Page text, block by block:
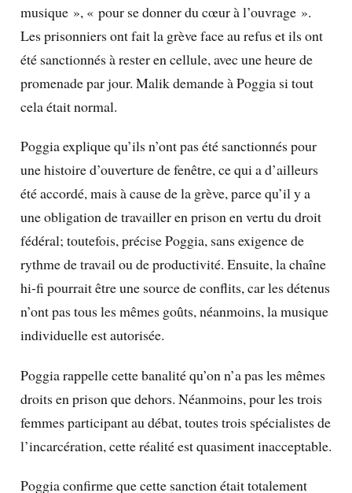
musique », « pour se donner du cœur à l’ouvrage ».
Les prisonniers ont fait la grève face au refus et ils ont
été sanctionnés à rester en cellule, avec une heure de
promenade par jour. Malik demande à Poggia si tout
cela était normal.
Poggia explique qu’ils n’ont pas été sanctionnés pour
une histoire d’ouverture de fenêtre, ce qui a d’ailleurs
été accordé, mais à cause de la grève, parce qu’il y a
une obligation de travailler en prison en vertu du droit
fédéral; toutefois, précise Poggia, sans exigence de
rythme de travail ou de productivité. Ensuite, la chaîne
hi-fi pourrait être une source de conflits, car les détenus
n’ont pas tous les mêmes goûts, néanmoins, la musique
individuelle est autorisée.
Poggia rappelle cette banalité qu’on n’a pas les mêmes
droits en prison que dehors. Néanmoins, pour les trois
femmes participant au débat, toutes trois spécialistes de
l’incarcération, cette réalité est quasiment inacceptable.
Poggia confirme que cette sanction était totalement